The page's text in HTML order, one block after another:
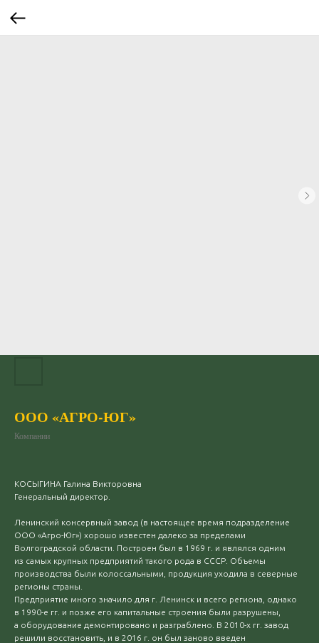
ООО «АГРО-ЮГ»
Компании
КОСЫГИНА Галина Викторовна
Генеральный директор.
Ленинский консервный завод (в настоящее время подразделение
ООО «Агро-Юг») хорошо известен далеко за пределами
Волгоградской области. Построен был в 1969 г. и являлся одним
из самых крупных предприятий такого рода в СССР. Объемы
производства были колоссальными, продукция уходила в северные
регионы страны.
Предприятие много значило для г. Ленинск и всего региона, однако
в 1990-е гг. и позже его капитальные строения были разрушены,
а оборудование демонтировано и разграблено. В 2010-х гг. завод
решили восстановить, и в 2016 г. он был заново введен